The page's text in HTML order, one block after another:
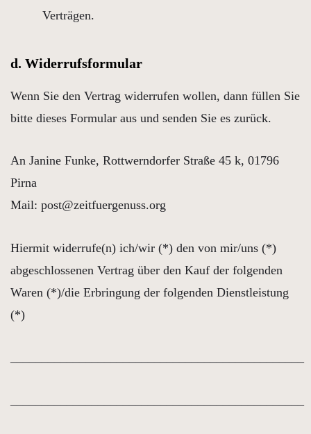
Verträgen.
d. Widerrufsformular
Wenn Sie den Vertrag widerrufen wollen, dann füllen Sie
bitte dieses Formular aus und senden Sie es zurück.
An Janine Funke, Rottwerndorfer Straße 45 k, 01796
Pirna
Mail: post@zeitfuergenuss.org
Hiermit widerrufe(n) ich/wir (*) den von mir/uns (*)
abgeschlossenen Vertrag über den Kauf der folgenden
Waren (*)/die Erbringung der folgenden Dienstleistung
(*)